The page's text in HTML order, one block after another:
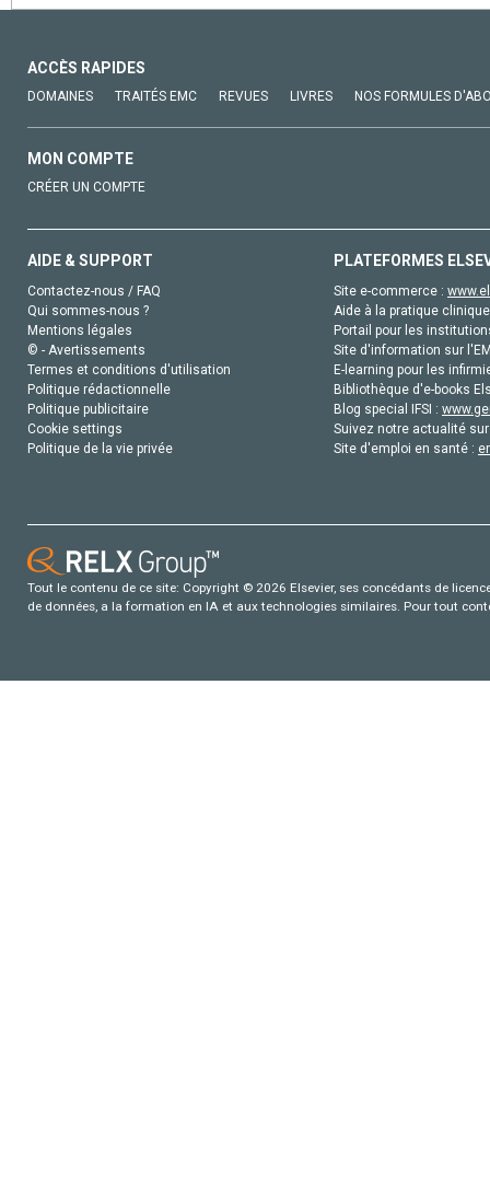
ACCÈS RAPIDES
DOMAINES TRAITÉS EMC REVUES LIVRES NOS FORMULES
MON COMPTE
CRÉER UN COMPTE
AIDE & SUPPORT
Contactez-nous / FAQ
Qui sommes-nous ?
Mentions légales
© - Avertissements
Termes et conditions d'utilisation
Politique rédactionnelle
Politique publicitaire
Cookie settings
Politique de la vie privée
PLATEFORMES
Site e-commerce :
Aide à la pratique
Portail pour les
Site d'information sur
E-learning pour les
Bibliothèque d'e-books
Blog special IFSI :
Suivez notre actualité
Site d'emploi en santé :
Tout le contenu de ce site: Copyright © 2026 Elsevier, ses concédants de
de données, a la formation en IA et aux technologies similaires. Pour tout